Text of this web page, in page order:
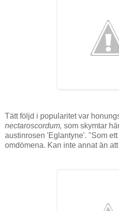
Tätt följd i popularitet var
nectaroscordum, som skymtar
austinrosen 'Eglantyne'. "Som
omdömena. Kan inte annat än